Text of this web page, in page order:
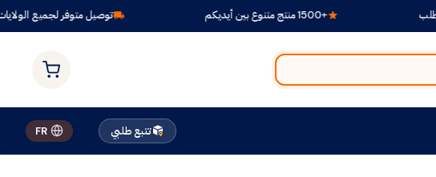
توصيل متوفر لجميع الولايات
تتبع طلبي FR